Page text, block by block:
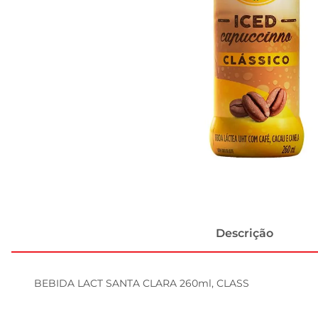
Descrição
BEBIDA LACT SANTA CLARA 260ml, CLASS